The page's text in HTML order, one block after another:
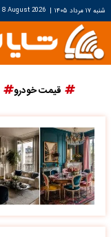
شنبه ۱۷ مرداد ۱۴۰۵ |
8 August 2026
قیمت خودرو